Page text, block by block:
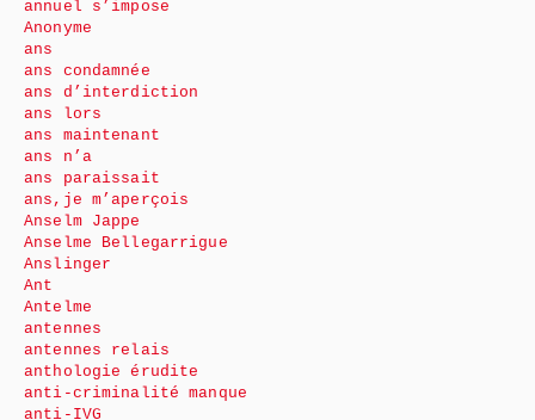
annuel s’impose
Anonyme
ans
ans condamnée
ans d’interdiction
ans lors
ans maintenant
ans n’a
ans paraissait
ans,je m’aperçois
Anselm Jappe
Anselme Bellegarrigue
Anslinger
Ant
Antelme
antennes
antennes relais
anthologie érudite
anti-criminalité manque
anti-IVG